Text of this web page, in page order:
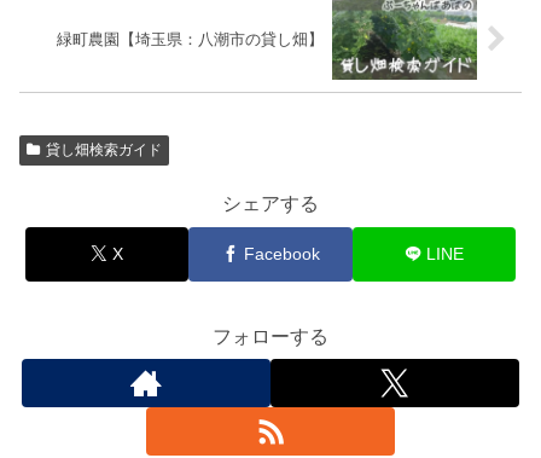
緑町農園【埼玉県：八潮市の貸し畑】
貸し畑検索ガイド
シェアする
X Facebook LINE
フォローする